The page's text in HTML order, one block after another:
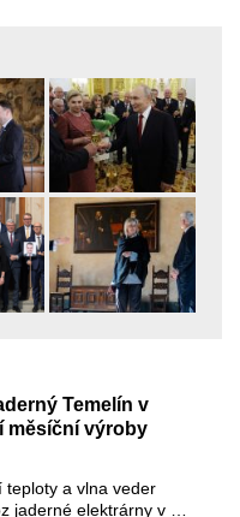
Temelín v
měsíční výroby
teploty a vlna veder
jaderné elektrárny v …